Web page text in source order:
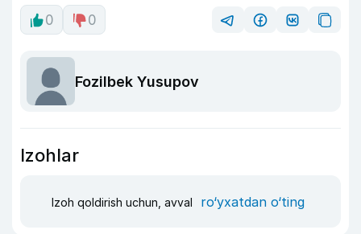
0 0
Fozilbek Yusupov
Izohlar
Izoh qoldirish uchun, avval ro‘yxatdan o‘ting